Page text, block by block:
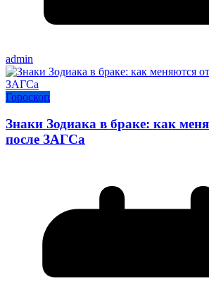
admin
Гороскоп
Знаки Зодиака в браке: как
после ЗАГСа